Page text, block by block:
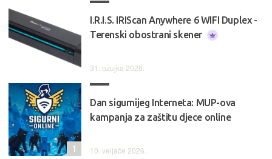
I.R.I.S. IRIScan Anywhere 6 WIFI Duplex -
Terenski obostrani skener
31. ožujka 2026.
Dan sigurnijeg Interneta: MUP-ova
kampanja za zaštitu djece online
10. veljače 2026.
1